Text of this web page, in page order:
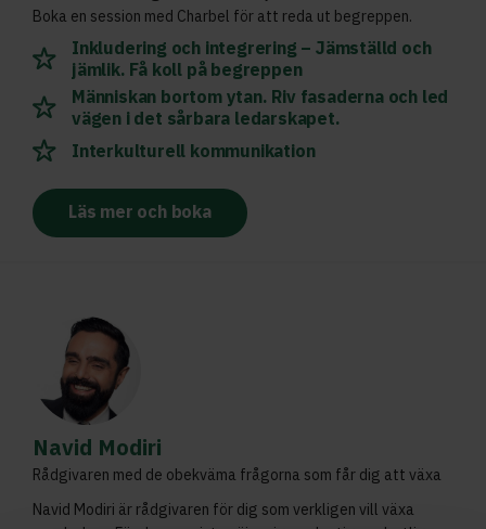
Boka en session med Charbel för att reda ut begreppen.
Inkludering och integrering – Jämställd och
jämlik. Få koll på begreppen
Människan bortom ytan. Riv fasaderna och led
vägen i det sårbara ledarskapet.
Interkulturell kommunikation
Läs mer och boka
Navid Modiri
Rådgivaren med de obekväma frågorna som får dig att växa
Navid Modiri är rådgivaren för dig som verkligen vill växa